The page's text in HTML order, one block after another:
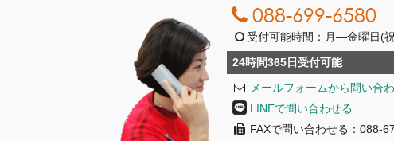
088-699-6580
受付可能時間：月―金曜日
24時間365日受付可能
メールフォームから問い合
LINEで問い合わせる
FAXで問い合わせる：088-